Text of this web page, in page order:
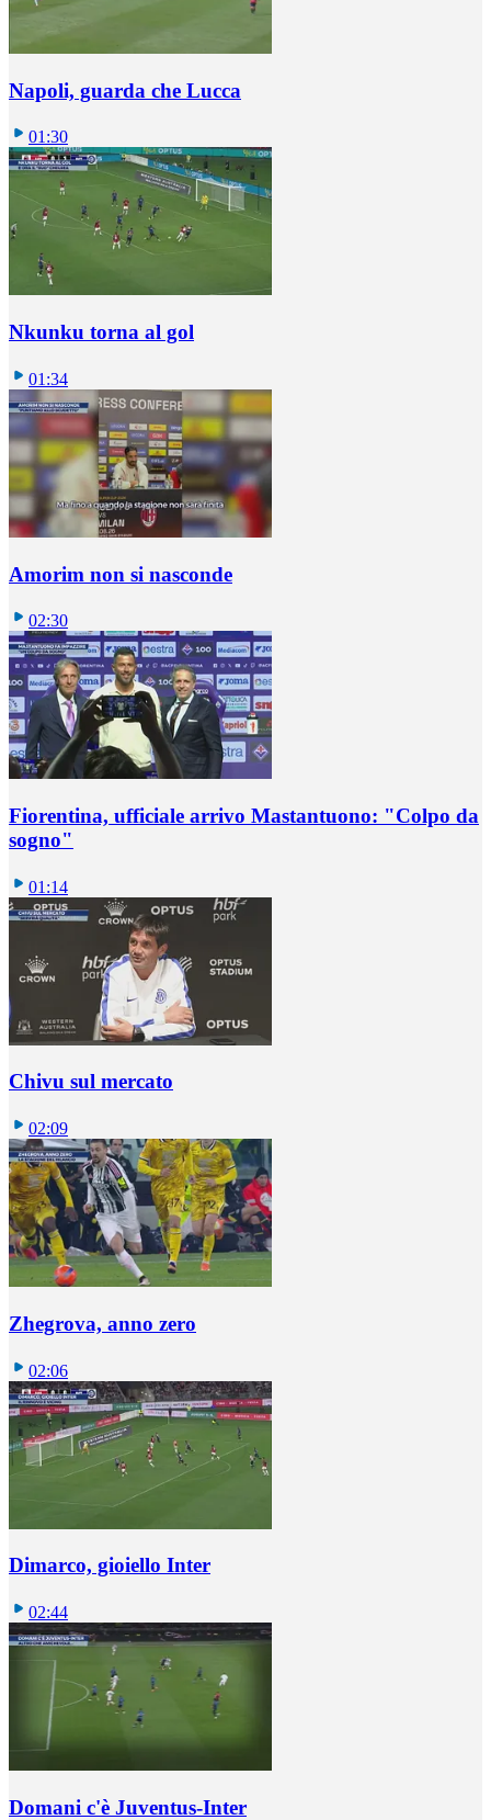
Napoli, guarda che Lucca
01:30
Nkunku torna al gol
01:34
Amorim non si nasconde
02:30
Fiorentina, ufficiale arrivo Mastantuono: "Colpo da
sogno"
01:14
Chivu sul mercato
02:09
Zhegrova, anno zero
02:06
Dimarco, gioiello Inter
02:44
Domani c'è Juventus-Inter